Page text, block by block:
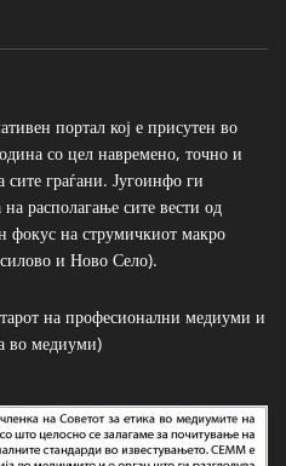
портал кој е присутен во
со цел навремено, точно и
граѓани. Југоинфо ги
располагање сите вести од
фокус на струмичкиот макро
и Ново Село).
на професионални медиуми и
во медиуми)